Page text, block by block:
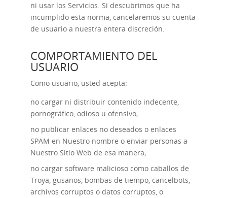
ni usar los Servicios. Si descubrimos que ha
incumplido esta norma, cancelaremos su cuenta
de usuario a nuestra entera discreción.
COMPORTAMIENTO DEL
USUARIO
Como usuario, usted acepta:
no cargar ni distribuir contenido indecente,
pornográfico, odioso u ofensivo;
no publicar enlaces no deseados o enlaces
SPAM en Nuestro nombre o enviar personas a
Nuestro Sitio Web de esa manera;
no cargar software malicioso como caballos de
Troya, gusanos, bombas de tiempo, cancelbots,
archivos corruptos o datos corruptos, o